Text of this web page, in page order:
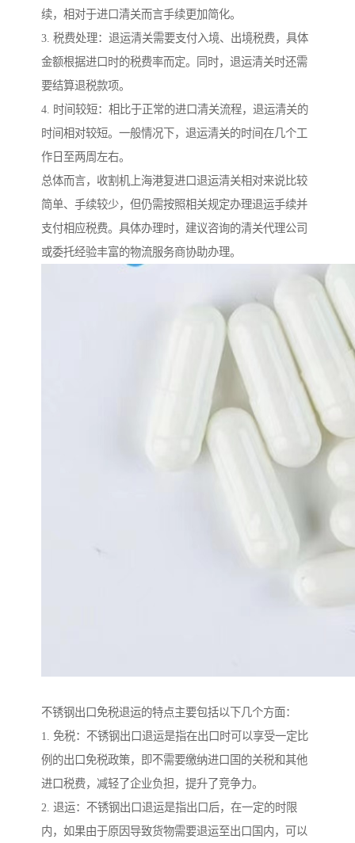
续，相对于进口清关而言手续更加简化。
3. 税费处理：退运清关需要支付入境、出境税费，具体
金额根据进口时的税费率而定。同时，退运清关时还需
要结算退税款项。
4. 时间较短：相比于正常的进口清关流程，退运清关的
时间相对较短。一般情况下，退运清关的时间在几个工
作日至两周左右。
总体而言，收割机上海港复进口退运清关相对来说比较
简单、手续较少，但仍需按照相关规定办理退运手续并
支付相应税费。具体办理时，建议咨询的清关代理公司
或委托经验丰富的物流服务商协助办理。
不锈钢出口免税退运的特点主要包括以下几个方面：
1. 免税：不锈钢出口退运是指在出口时可以享受一定比
例的出口免税政策，即不需要缴纳进口国的关税和其他
进口税费，减轻了企业负担，提升了竞争力。
2. 退运：不锈钢出口退运是指出口后，在一定的时限
内，如果由于原因导致货物需要退运至出口国内，可以